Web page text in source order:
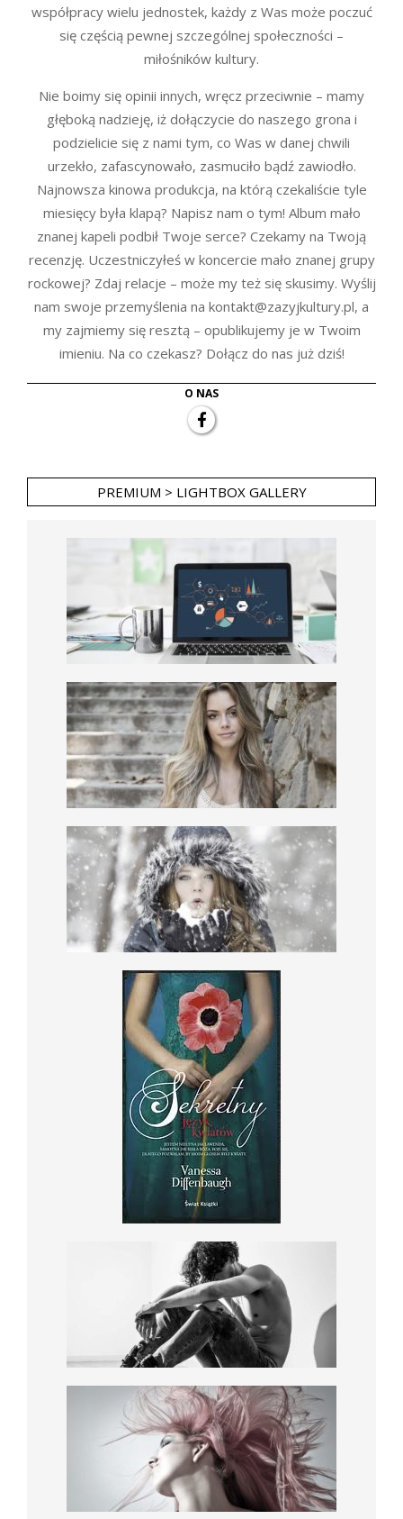
współpracy wielu jednostek, każdy z Was może poczuć
się częścią pewnej szczególnej społeczności –
miłośników kultury.
Nie boimy się opinii innych, wręcz przeciwnie – mamy
głęboką nadzieję, iż dołączycie do naszego grona i
podzielicie się z nami tym, co Was w danej chwili
urzekło, zafascynowało, zasmuciło bądź zawiodło.
Najnowsza kinowa produkcja, na którą czekaliście tyle
miesięcy była klapą? Napisz nam o tym! Album mało
znanej kapeli podbił Twoje serce? Czekamy na Twoją
recenzję. Uczestniczyłeś w koncercie mało znanej grupy
rockowej? Zdaj relacje – może my też się skusimy. Wyślij
nam swoje przemyślenia na kontakt@zazyjkultury.pl, a
my zajmiemy się resztą – opublikujemy je w Twoim
imieniu. Na co czekasz? Dołącz do nas już dziś!
O NAS
PREMIUM > LIGHTBOX GALLERY